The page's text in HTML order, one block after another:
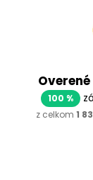
100 %
z celkom 1